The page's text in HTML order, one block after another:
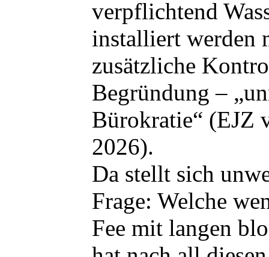
verpflichtend
installiert werden
zusätzliche
Begründung –
Bürokratie“ (EJZ
2026).
Da stellt sich
Frage: Welche
Fee mit langen